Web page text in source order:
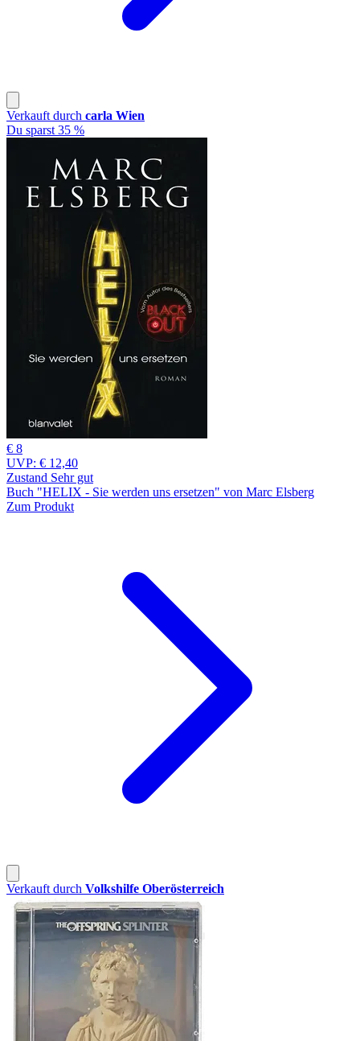
Verkauft durch carla Wien
Du sparst 35 %
€ 8
UVP: € 12,40
Zustand Sehr gut
Buch "HELIX - Sie werden uns ersetzen" von Marc Elsberg
Zum Produkt
Verkauft durch Volkshilfe Oberösterreich